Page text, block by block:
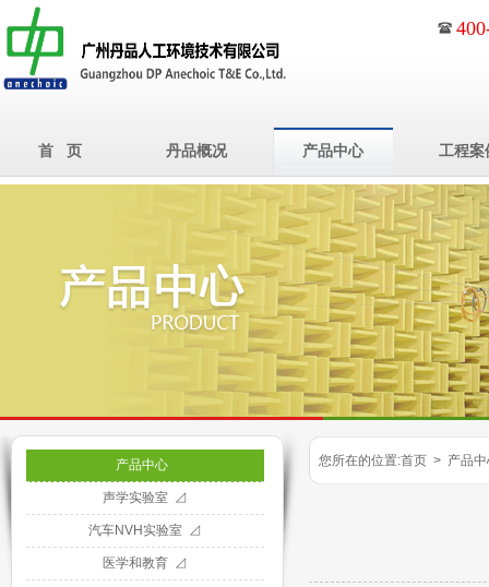
首 页 丹品概况 产品中心 工程案
产品中心
声学实验室 ⊿
汽车NVH实验室 ⊿
医学和教育 ⊿
您所在的位置:首页 > 产品中